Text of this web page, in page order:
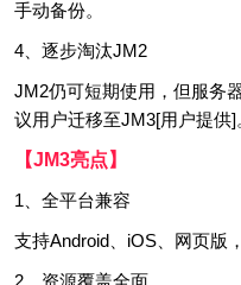
手动备份。
4、逐步淘汰JM2
JM2仍可短期使用，但服务
议用户迁移至JM3[用户提供]
【JM3亮点】
1、全平台兼容
支持Android、iOS、网页版